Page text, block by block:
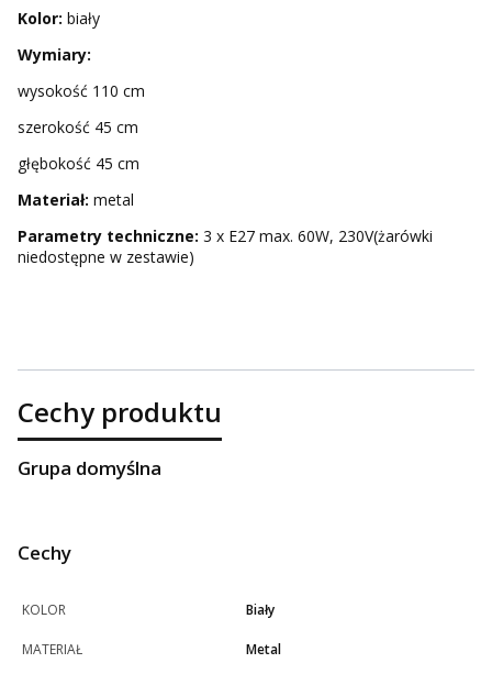
Kolor: biały
Wymiary:
wysokość 110 cm
szerokość 45 cm
głębokość 45 cm
Materiał: metal
Parametry techniczne: 3 x E27 max. 60W, 230V(żarówki
niedostępne w zestawie)
Cechy produktu
Grupa domyślna
Cechy
KOLOR Biały
MATERIAŁ Metal